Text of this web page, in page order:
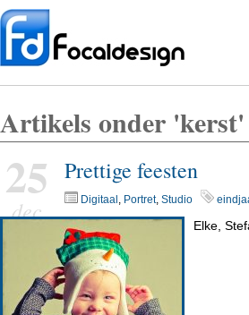
Artikels onder 'kerst'
Prettige feesten
Digitaal , Portret, Studio
25
dec
Elke,